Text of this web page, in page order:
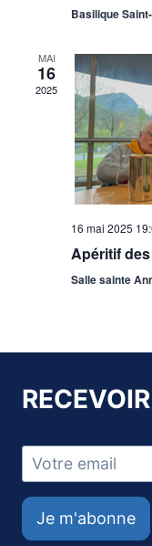
Basilique
MAI
16
2025
16 mai 2025
Apéritif
Salle sainte
Je m'abonne